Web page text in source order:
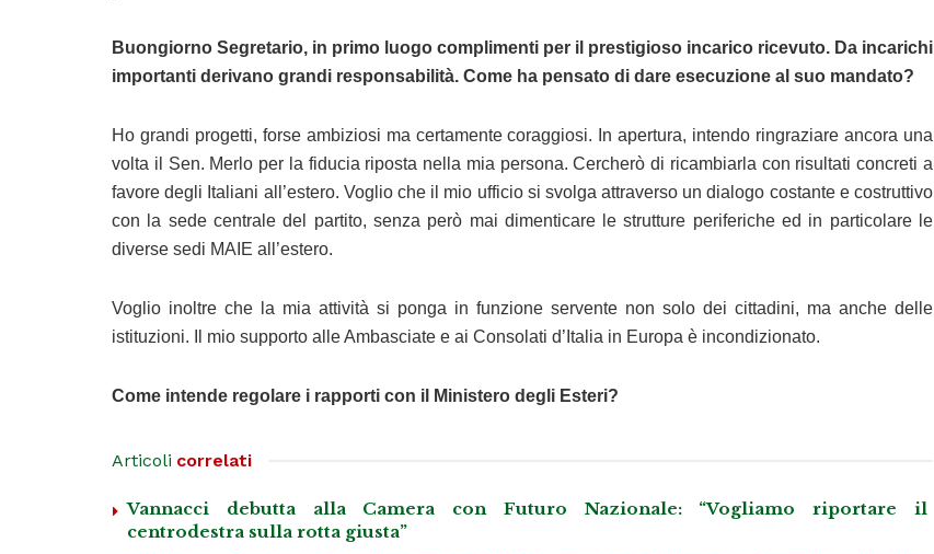
Buongiorno Segretario, in primo luogo complimenti per il prestigioso incarico ricevuto. Da incarichi
importanti derivano grandi responsabilità. Come ha pensato di dare esecuzione al suo mandato?
Ho grandi progetti, forse ambiziosi ma certamente coraggiosi. In apertura, intendo ringraziare ancora una
volta il Sen. Merlo per la fiducia riposta nella mia persona. Cercherò di ricambiarla con risultati concreti a
favore degli Italiani all’estero. Voglio che il mio ufficio si svolga attraverso un dialogo costante e costruttivo
con la sede centrale del partito, senza però mai dimenticare le strutture periferiche ed in particolare le
diverse sedi MAIE all’estero.
Voglio inoltre che la mia attività si ponga in funzione servente non solo dei cittadini, ma anche delle
istituzioni. Il mio supporto alle Ambasciate e ai Consolati d’Italia in Europa è incondizionato.
Come intende regolare i rapporti con il Ministero degli Esteri?
Articoli correlati
Vannacci debutta alla Camera con Futuro Nazionale: “Vogliamo riportare il
centrodestra sulla rotta giusta”